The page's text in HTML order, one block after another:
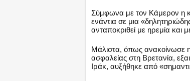
Σύμφωνα με τον Κάμερον η
ενάντια σε μια
ανταποκριθεί με ηρεμία και
Μάλιστα, όπως ανακοίνωσε
ασφαλείας στη Βρετανία,
Ιράκ, αυξήθηκε από